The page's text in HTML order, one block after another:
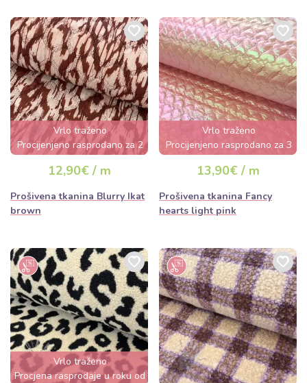
Vrlo traženo
Procijenjeno rasprodano za 2
dana
12,90€ / m
Prošivena tkanina Blurry Ikat
brown
Vrlo traženo
Procijenjeno rasprodano za 3
dana
13,90€ / m
Prošivena tkanina Fancy
hearts light pink
Vrlo traženo
Procjena rasprodaje u roku od